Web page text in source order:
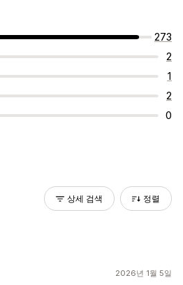
273
2
1
2
0
상세 검색 정렬
2026년 1월 5일